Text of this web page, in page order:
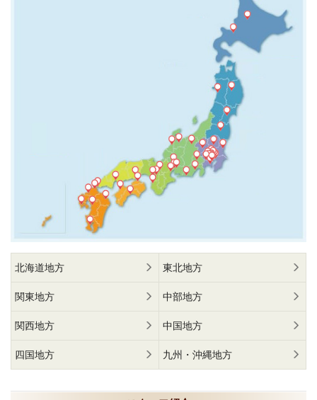
北海道地方 東北地方
関東地方 中部地方
関西地方 中国地方
四国地方 九州・沖縄地方